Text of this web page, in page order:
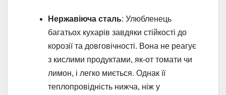
Нержавіюча сталь: Улюбленець
багатьох кухарів завдяки стійкості до
корозії та довговічності. Вона не реагує
з кислими продуктами, як-от томати чи
лимон, і легко миється. Однак її
теплопровідність нижча, ніж у